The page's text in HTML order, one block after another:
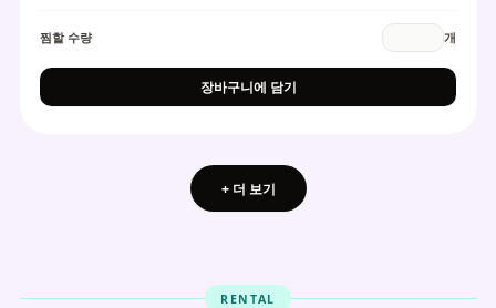
찜할 수량 개
장바구니에 담기
+ 더 보기
RENTAL